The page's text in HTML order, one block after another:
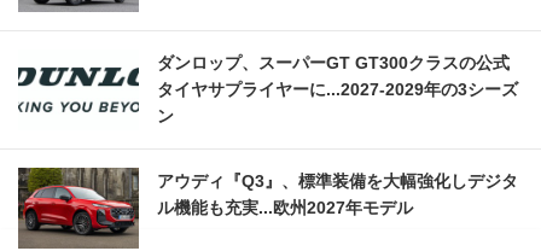
ダンロップ、スーパーGT GT300クラスの公式
タイヤサプライヤーに...2027‐2029年の3シーズ
ン
アウディ『Q3』、標準装備を大幅強化しデジタ
ル機能も充実...欧州2027年モデル